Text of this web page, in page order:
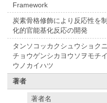
Framework
炭素骨格修飾により反応性を
化的官能基化反応の開発
タンソコッカクシュウショク
チョウゲンシカヨウソヲモチ
ウノカイハツ
著者
著者名